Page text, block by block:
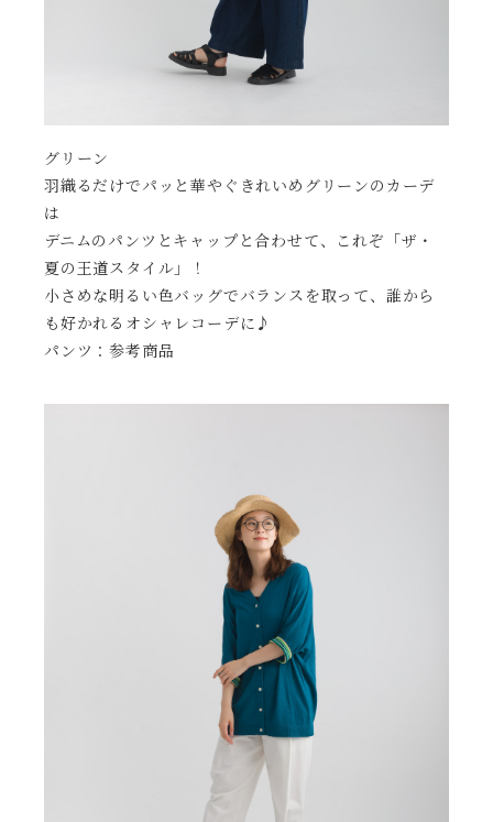
グリーン
羽織るだけでパッと華やぐきれいめグリーンのカーデ
は
デニムのパンツとキャップと合わせて、これぞ「ザ・
夏の王道スタイル」！
小さめな明るい色バッグでバランスを取って、誰から
も好かれるオシャレコーデに♪
パンツ：参考商品